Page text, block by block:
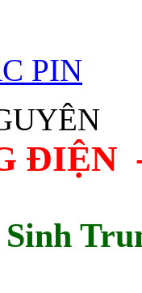
PIN
ĐIỆN